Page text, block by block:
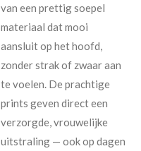
van een prettig soepel
materiaal dat mooi
aansluit op het hoofd,
zonder strak of zwaar aan
te voelen. De prachtige
prints geven direct een
verzorgde, vrouwelijke
uitstraling — ook op dagen